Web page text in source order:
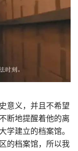
意义，并且不希望
断地提醒着他的离
学建立的档案馆。
的档案馆，所以我